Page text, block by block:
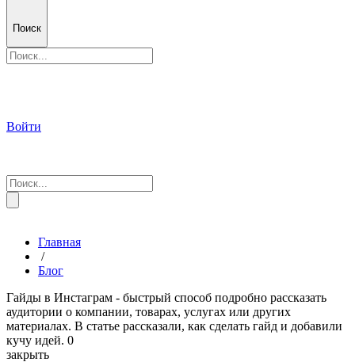
Поиск
Войти
Главная
/
Блог
Гайды в Инстаграм - быстрый способ подробно рассказать
аудитории о компании, товарах, услугах или других
материалах. В статье рассказали, как сделать гайд и добавили
кучу идей. 0
закрыть